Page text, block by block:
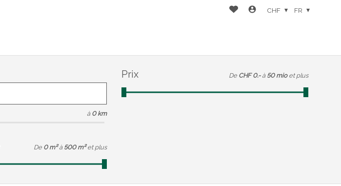
CHF FR
à 0 km
Prix De CHF 0.- à 50 mio et plus
De 0 m² à 500 m² et plus